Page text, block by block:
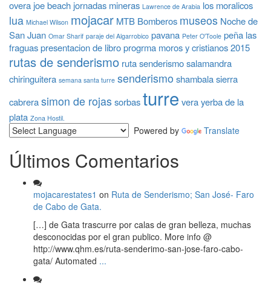
overa joe beach jornadas mineras Lawrence de Arabia los moralicos
lua Michael Wilson mojacar MTB Bomberos museos Noche de
San Juan Omar Sharif paraje del Algarrobico pavana Peter O'Toole peña las
fraguaspresentacion de libroprogrma moros y cristianos 2015
rutas de senderismo ruta senderismosalamandra
chiringuitera semana santa turre senderismo shambalasierra
cabrerasimon de rojas sorbasturre verayerba de la
plata Zona Hostil.
Powered by Translate
Últimos Comentarios
mojacarestates1 on Ruta de Senderismo; San José- Faro
de Cabo de Gata.
[…] de Gata trascurre por calas de gran belleza, muchas
desconocidas por el gran publico. More info @
http://www.qhm.es/ruta-senderimo-san-jose-faro-cabo-
gata/ Automated ...